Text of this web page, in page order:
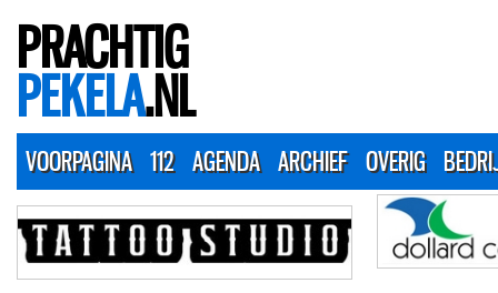
PRACHTIG
PEKELA.NL
VOORPAGINA 112 AGENDA ARCHIEF OVERIG